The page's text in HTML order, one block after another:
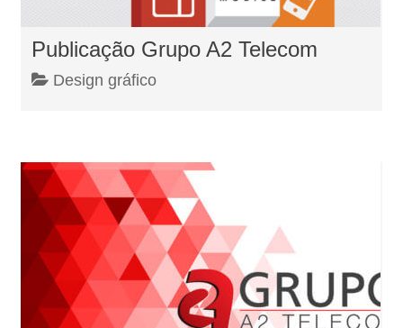
Publicação Grupo A2 Telecom
Design gráfico